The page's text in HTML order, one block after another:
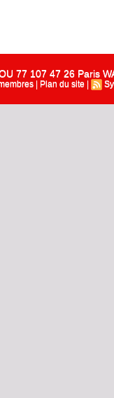
77 107 47 26 Paris
Plan du site